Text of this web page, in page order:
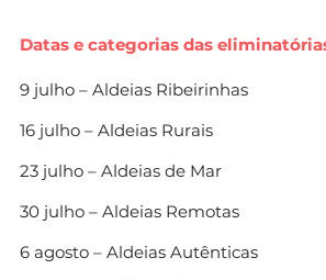
Datas e categorias das
9 julho – Aldeias Ribeirinhas
16 julho – Aldeias Rurais
23 julho – Aldeias de Mar
30 julho – Aldeias Remotas
6 agosto – Aldeias Autênticas